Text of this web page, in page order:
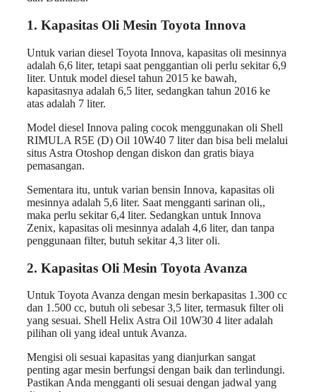
1. Kapasitas Oli Mesin Toyota Innova
Untuk varian diesel Toyota Innova, kapasitas oli mesinnya
adalah 6,6 liter, tetapi saat penggantian oli perlu sekitar 6,9
liter. Untuk model diesel tahun 2015 ke bawah,
kapasitasnya adalah 6,5 liter, sedangkan tahun 2016 ke
atas adalah 7 liter.
Model diesel Innova paling cocok menggunakan oli Shell
RIMULA R5E (D) Oil 10W40 7 liter dan bisa beli melalui
situs Astra Otoshop dengan diskon dan gratis biaya
pemasangan.
Sementara itu, untuk varian bensin Innova, kapasitas oli
mesinnya adalah 5,6 liter. Saat mengganti sarinan oli,,
maka perlu sekitar 6,4 liter. Sedangkan untuk Innova
Zenix, kapasitas oli mesinnya adalah 4,6 liter, dan tanpa
penggunaan filter, butuh sekitar 4,3 liter oli.
2. Kapasitas Oli Mesin Toyota Avanza
Untuk Toyota Avanza dengan mesin berkapasitas 1.300 cc
dan 1.500 cc, butuh oli sebesar 3,5 liter, termasuk filter oli
yang sesuai. Shell Helix Astra Oil 10W30 4 liter adalah
pilihan oli yang ideal untuk Avanza.
Mengisi oli sesuai kapasitas yang dianjurkan sangat
penting agar mesin berfungsi dengan baik dan terlindungi.
Pastikan Anda mengganti oli sesuai dengan jadwal yang